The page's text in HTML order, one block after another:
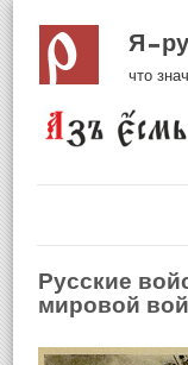
Я
что
Русские
мировой